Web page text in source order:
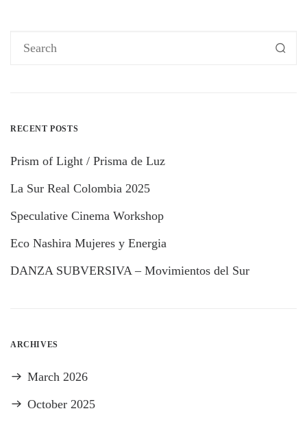
RECENT POSTS
Prism of Light / Prisma de Luz
La Sur Real Colombia 2025
Speculative Cinema Workshop
Eco Nashira Mujeres y Energia
DANZA SUBVERSIVA – Movimientos del Sur
ARCHIVES
March 2026
October 2025